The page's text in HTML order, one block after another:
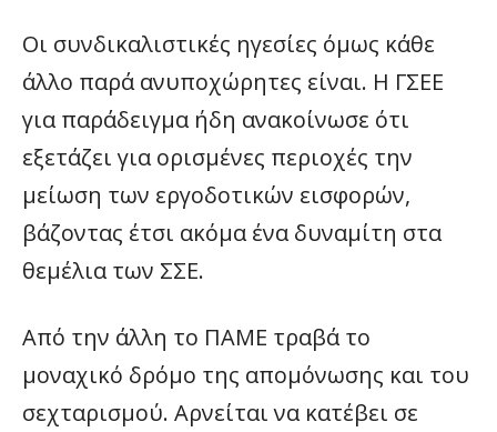
Οι συνδικαλιστικές ηγεσίες όμως κάθε
άλλο παρά ανυποχώρητες είναι. Η ΓΣΕΕ
για παράδειγμα ήδη ανακοίνωσε ότι
εξετάζει για ορισμένες περιοχές την
μείωση των εργοδοτικών εισφορών,
βάζοντας έτσι ακόμα ένα δυναμίτη στα
θεμέλια των ΣΣΕ.
Από την άλλη το ΠΑΜΕ τραβά το
μοναχικό δρόμο της απομόνωσης και του
σεχταρισμού. Αρνείται να κατέβει σε